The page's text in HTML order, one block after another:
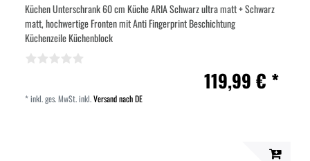
Küchen Unterschrank 60 cm Küche ARIA Schwarz ultra matt + Schwarz
matt, hochwertige Fronten mit Anti Fingerprint Beschichtung
Küchenzeile Küchenblock
119,99 € *
*inkl. ges. MwSt.inkl.Versand nach DE